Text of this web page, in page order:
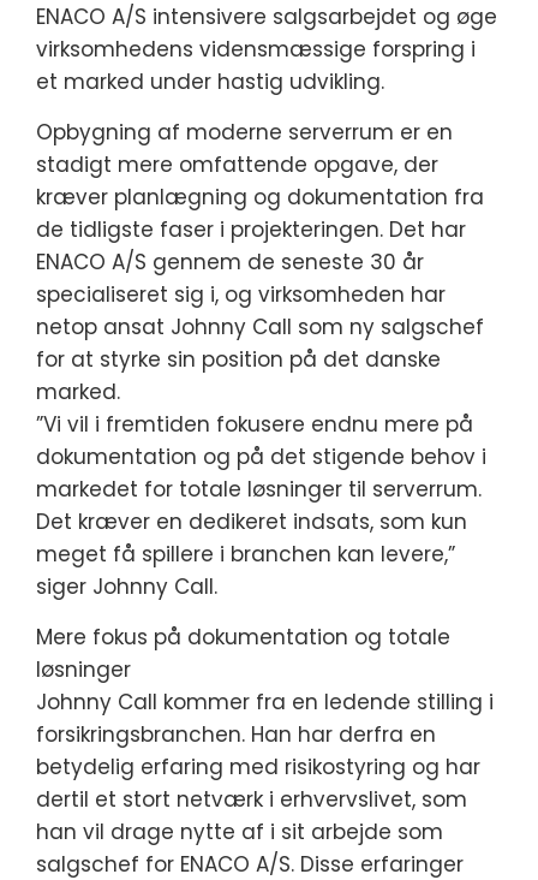
ENACO A/S intensivere salgsarbejdet og øge
virksomhedens vidensmæssige forspring i
et marked under hastig udvikling.
Opbygning af moderne serverrum er en
stadigt mere omfattende opgave, der
kræver planlægning og dokumentation fra
de tidligste faser i projekteringen. Det har
ENACO A/S gennem de seneste 30 år
specialiseret sig i, og virksomheden har
netop ansat Johnny Call som ny salgschef
for at styrke sin position på det danske
marked.
”Vi vil i fremtiden fokusere endnu mere på
dokumentation og på det stigende behov i
markedet for totale løsninger til serverrum.
Det kræver en dedikeret indsats, som kun
meget få spillere i branchen kan levere,”
siger Johnny Call.
Mere fokus på dokumentation og totale
løsninger
Johnny Call kommer fra en ledende stilling i
forsikringsbranchen. Han har derfra en
betydelig erfaring med risikostyring og har
dertil et stort netværk i erhvervslivet, som
han vil drage nytte af i sit arbejde som
salgschef for ENACO A/S. Disse erfaringer